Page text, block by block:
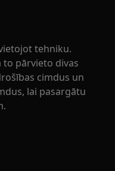
tehniku.
to pārvieto divas
cimdus un
lai pasargātu